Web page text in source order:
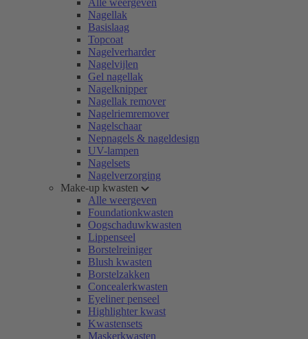
Alle weergeven
Nagellak
Basislaag
Topcoat
Nagelverharder
Nagelvijlen
Gel nagellak
Nagelknipper
Nagellak remover
Nagelriemremover
Nagelschaar
Nepnagels & nageldesign
UV-lampen
Nagelsets
Nagelverzorging
Make-up kwasten
Alle weergeven
Foundationkwasten
Oogschaduwkwasten
Lippenseel
Borstelreiniger
Blush kwasten
Borstelzakken
Concealerkwasten
Eyeliner penseel
Highlighter kwast
Kwastensets
Maskerkwasten